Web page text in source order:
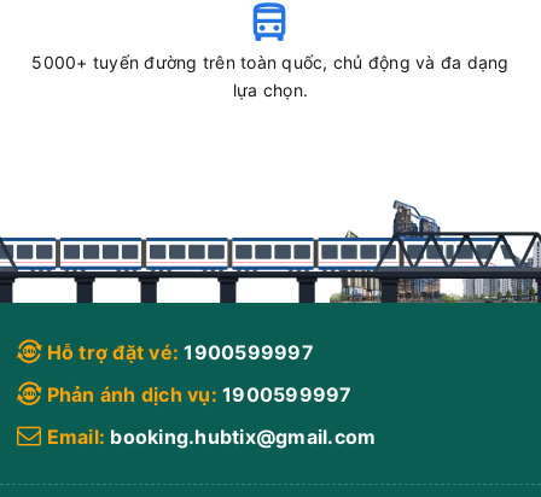
19:00 10/08/2026 11/08 03:00(8 giờ)
Văn phòng Buôn Mê
Chọn mua
19:0010/08/2026 11/0805:00(10 giờ)
Cầu Vượt Sóng
Thần
Hải Luân
5000+ tuyến đường trên toàn quốc, chủ động và đa dạng
lựa chọn.
Hỗ trợ đặt vé: 1900599997
Phản ánh dịch vụ: 1900599997
Email: booking.hubtix@gmail.com